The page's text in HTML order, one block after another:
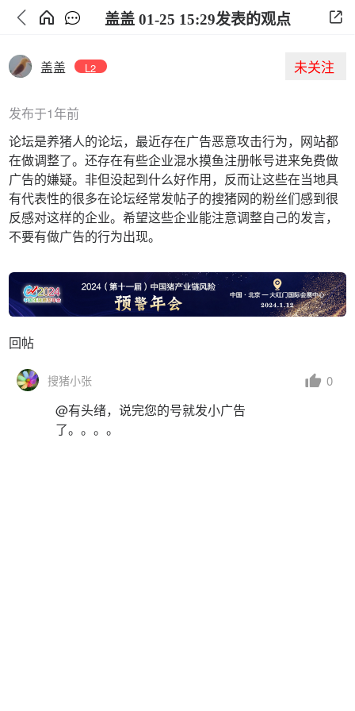
盖盖 01-25 15:29发表的观点
盖盖 L2 未关注
发布于1年前
论坛是养猪人的论坛，最近存在广告恶意攻击行为，网站都
在做调整了。还存在有些企业混水摸鱼注册帐号进来免费做
广告的嫌疑。非但没起到什么好作用，反而让这些在当地具
有代表性的很多在论坛经常发帖子的搜猪网的粉丝们感到很
反感对这样的企业。希望这些企业能注意调整自己的发言，
不要有做广告的行为出现。
回帖
搜猪小张 0
@有头绪，说完您的号就发小广告
了。。。。